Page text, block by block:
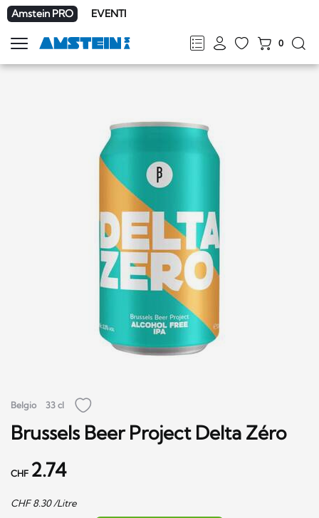
Amstein PRO EVENTI
FRDEENIT
0
Mostra
la
Belgio 33 cl
Brussels Beer Project Delta Zéro
CHF 2.74
CHF8.30/Litre